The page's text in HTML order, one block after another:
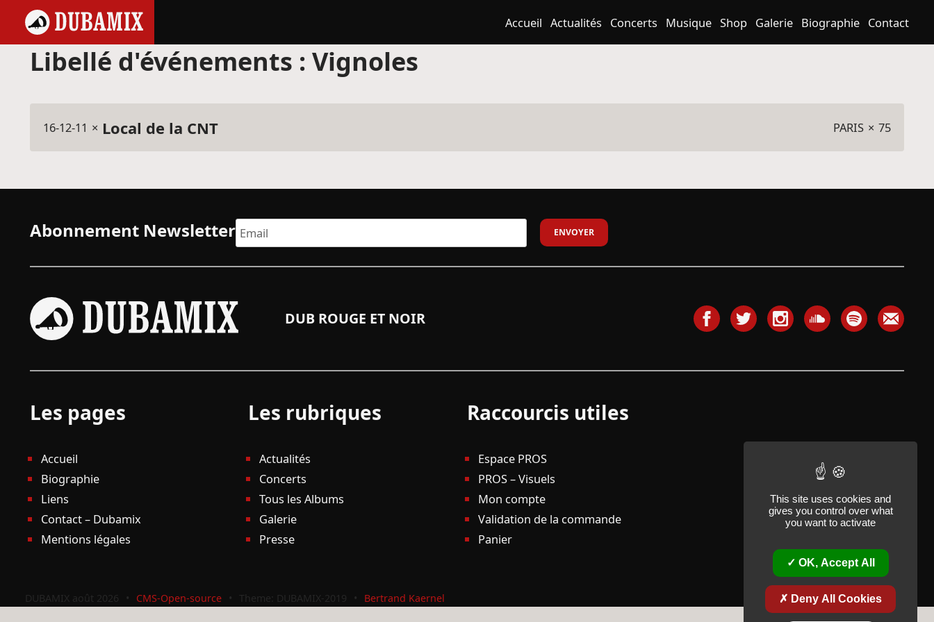
Accueil Actualités Concerts Musique Shop Galerie Biographie Contact
Libellé d'événements : Vignoles
16-12-11 × Local de la CNT PARIS × 75
Abonnement Newsletter
DUB ROUGE ET NOIR
Les pages
Accueil
Biographie
Liens
Contact – Dubamix
Mentions légales
Les rubriques
Actualités
Concerts
Tous les Albums
Galerie
Presse
Raccourcis utiles
Espace PROS
PROS – Visuels
Mon compte
Validation de la commande
Panier
DUBAMIX août 2026 • CMS-Open-source • Theme: DUBAMIX-2019 • Bertrand Kaernel
This site uses cookies and
gives you control over what
you want to activate
OK, Accept All
Deny All Cookies